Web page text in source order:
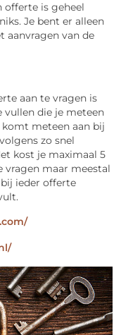
offerte is geheel
Je bent er alleen
aanvragen van de
aan te vragen is
die je meteen
meteen aan bij
zo snel
kost je maximaal 5
vragen maar meestal
ieder offerte